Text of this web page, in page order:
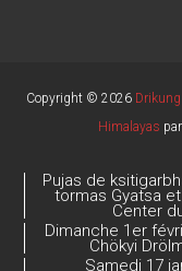
Copyright © 2026
Himalayas
Pujas de
tormas Gyatsa
Center
Dimanche 1er
Chökyi
Samedi 17